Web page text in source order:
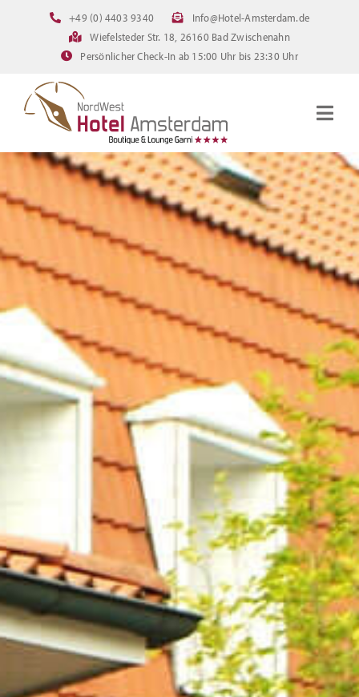
+49 (0) 4403 9340
Info@Hotel-Amsterdam.de
Wiefelsteder Str. 18, 26160 Bad Zwischenahn
Persönlicher Check-In ab 15:00 Uhr bis 23:30 Uhr
Startseite
Zimmer
Angebote
Bilder
Online Buchen
Downloads
Jobs
Anreise & Kontakt